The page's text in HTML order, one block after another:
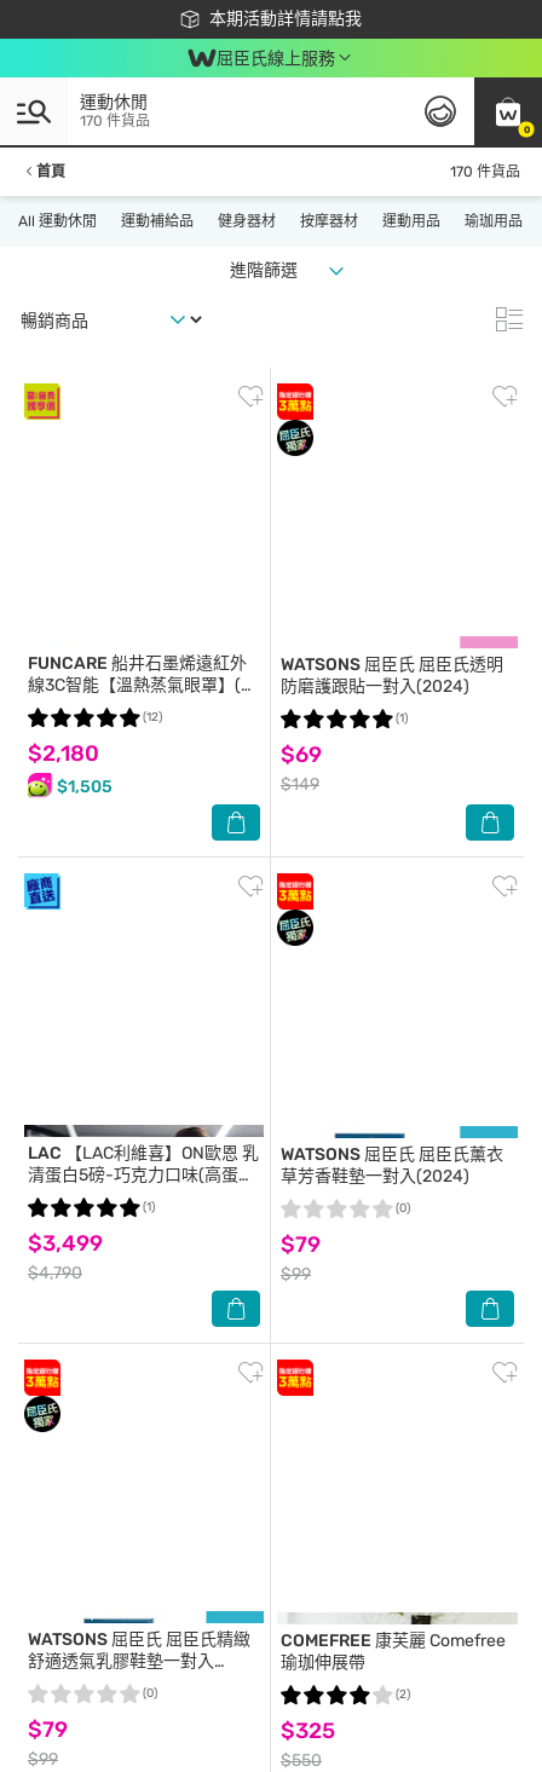
本期活動詳情請點我
下載app最高回饋$350
屈臣氏線上服務
0
運動休閒
170 件貨品
首頁 170 件貨品
All 運動休閒 運動補給品 健身器材 按摩器材 運動用品 瑜珈用品
進階篩選
FUNCARE 船井石墨烯遠紅外
線3C智能【溫熱蒸氣眼罩】(贈
眼周噴霧)
$2,180
$1,505
(12)
WATSONS 屈臣氏 屈臣氏透明
防磨護跟貼一對入(2024)
$69
$149
(1)
LAC 【LAC利維喜】ON歐恩 乳
清蛋白5磅-巧克力口味(高蛋
白/ON金牌/運動纖盈)
$3,499
$4,790
(1)
WATSONS 屈臣氏 屈臣氏薰衣
草芳香鞋墊一對入(2024)
$79
$99
(0)
WATSONS 屈臣氏 屈臣氏精緻
舒適透氣乳膠鞋墊一對入
(2024)
$79
$99
(0)
COMEFREE 康芙麗 Comefree
瑜珈伸展帶
$325
$550
(2)